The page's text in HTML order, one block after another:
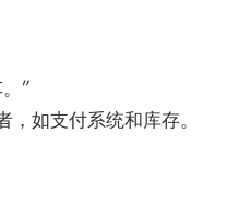
”
如支付系统和库存。